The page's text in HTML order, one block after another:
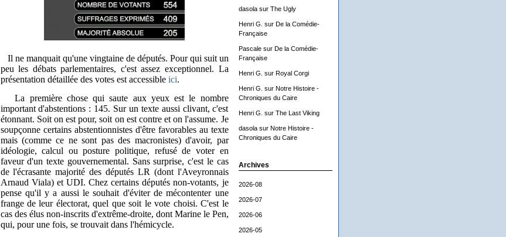
dasolasur The Ugly
Henri G. sur De la Comédie-
Française
Pascalesur De la Comédie-
Française
Henri G. sur Royal Corgi
Henri G. sur Notre Histoire -
Chroniques du Caire
Henri G. sur The Last Viking
dasolasur Notre Histoire -
Chroniques du Caire
Archives
2026-08
2026-07
2026-06
2026-05
Il ne manquait qu'une vingtaine de députés. Pour qui suit un
peu les débats parlementaires, c'est assez exceptionnel. La
présentation détaillée des votes est accessible ici.
La première chose qui saute aux yeux est le nombre
important d'abstentions : 145. Sur un texte aussi clivant, c'est
étonnant. Soit on est pour, soit on est contre et on l'assume. Je
soupçonne certains abstentionnistes d'être favorables au texte
mais (comme ce ne sont pas des macronistes) d'avoir, par
idéologie, calcul ou posture politique, refusé de voter en
faveur d'un texte gouvernemental. Sans surprise, c'est le cas
de l'écrasante majorité des députés LR (dont l'Aveyronnais
Arnaud Viala) et UDI. Chez certains députés non-votants, je
pense qu'il y a aussi le souhait d'éviter de mécontenter une
frange de leur électorat, quel que soit le vote choisi. C'est le
cas des élus non-inscrits d'extrême-droite, dont Marine le Pen,
qui, pour une fois, se trouvait dans l'hémicycle.